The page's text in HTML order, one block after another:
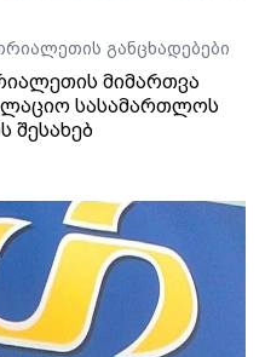
განცხადებები
მიმართვა
სასამართლოს
შესახებ